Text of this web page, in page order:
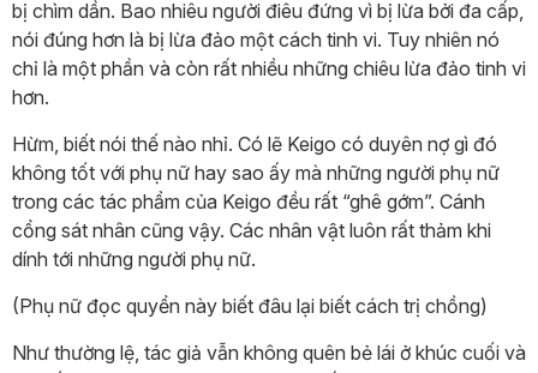
bị chìm dần. Bao nhiêu người điêu đứng vì bị lừa bởi đa cấp,
nói đúng hơn là bị lừa đảo một cách tinh vi. Tuy nhiên nó
chỉ là một phần và còn rất nhiều những chiêu lừa đảo tinh vi
hơn.
Hừm, biết nói thế nào nhỉ. Có lẽ Keigo có duyên nợ gì đó
không tốt với phụ nữ hay sao ấy mà những người phụ nữ
trong các tác phẩm của Keigo đều rất “ghê gớm”. Cánh
cổng sát nhân cũng vậy. Các nhân vật luôn rất thảm khi
dính tới những người phụ nữ.
(Phụ nữ đọc quyển này biết đâu lại biết cách trị chồng)
Như thường lệ, tác giả vẫn không quên bẻ lái ở khúc cuối và